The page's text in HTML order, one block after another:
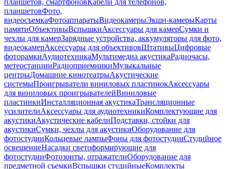
планшетов, смартфоновКабели для телефонов,
планшетовФото,
видеосъемкаФотоаппаратыВидеокамерыЭкшн-камерыКарты
памятиОбъективыВспышкиАксессуары для камерСумки и
чехлы для камерЗарядные устройства, аккумуляторы для фото,
видеокамерАксессуары для объективовШтативыЦифровые
фоторамкиАудиотехникаМультимедиа акустикаРадиочасы,
метеостанцииРадиоприемникиМузыкальные
центрыДомашние кинотеатрыАкустические
системыПроигрыватели виниловых пластинокАксессуары
для виниловых проигрывателейВиниловые
пластинкиИнсталляционная акустикаТрансляционные
усилителиАксессуары для аудиотехникиКомплектующие для
акустикиАкустические кабелиПодставки, стойки для
акустикиСумки, чехлы для акустикиОборудование для
фотостудииКольцевые лампыФоны для фотостудииСтудийное
освещениеНасадки светоформирующие для
фотостудииФотозонты, отражателиОборудование для
предметной съемкиВспышки студийныеКомплекты